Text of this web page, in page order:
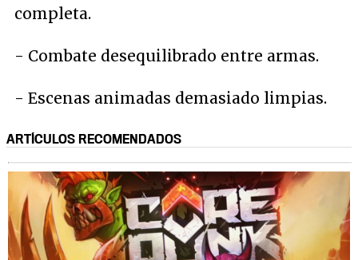
completa.
- Combate desequilibrado entre armas.
- Escenas animadas demasiado limpias.
ARTÍCULOS RECOMENDADOS